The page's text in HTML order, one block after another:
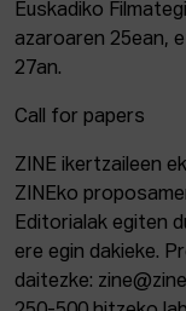
Euskadiko
azaroaren 25ean,
27an.
Call for papers
ZINE ikertzaileen
ZINEko
Editorialak egiten
ere egin dakieke.
daitezke: